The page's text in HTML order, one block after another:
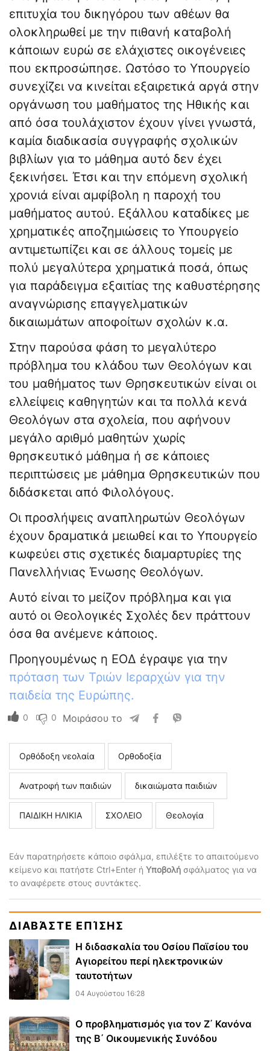
επιτυχία του δικηγόρου των αθέων θα
ολοκληρωθεί με την πιθανή καταβολή
κάποιων ευρώ σε ελάχιστες οικογένειες
που εκπροσώπησε. Ωστόσο το Υπουργείο
συνεχίζει να κινείται εξαιρετικά αργά στην
οργάνωση του μαθήματος της Ηθικής και
από όσα τουλάχιστον έχουν γίνει γνωστά,
καμία διαδικασία συγγραφής σχολικών
βιβλίων για το μάθημα αυτό δεν έχει
ξεκινήσει. Έτσι και την επόμενη σχολική
χρονιά είναι αμφίβολη η παροχή του
μαθήματος αυτού. Εξάλλου καταδίκες με
χρηματικές αποζημιώσεις το Υπουργείο
αντιμετωπίζει και σε άλλους τομείς με
πολύ μεγαλύτερα χρηματικά ποσά, όπως
για παράδειγμα εξαιτίας της καθυστέρησης
αναγνώρισης επαγγελματικών
δικαιωμάτων αποφοίτων σχολών κ.α.
Στην παρούσα φάση το μεγαλύτερο
πρόβλημα του κλάδου των Θεολόγων και
του μαθήματος των Θρησκευτικών είναι οι
ελλείψεις καθηγητών και τα πολλά κενά
Θεολόγων στα σχολεία, που αφήνουν
μεγάλο αριθμό μαθητών χωρίς
θρησκευτικό μάθημα ή σε κάποιες
περιπτώσεις με μάθημα Θρησκευτικών που
διδάσκεται από Φιλολόγους.
Οι προσλήψεις αναπληρωτών Θεολόγων
έχουν δραματικά μειωθεί και το Υπουργείο
κωφεύει στις σχετικές διαμαρτυρίες της
Πανελλήνιας Ένωσης Θεολόγων.
Αυτό είναι το μείζον πρόβλημα και για
αυτό οι Θεολογικές Σχολές δεν πράττουν
όσα θα ανέμενε κάποιος.
Προηγουμένως η ΕΟΔ έγραψε για την
πρόταση των Τριών Ιεραρχών για την
παιδεία της Ευρώπης.
0 0 Μοιράσου το
Ορθόδοξη νεολαία Ορθοδοξία
Ανατροφή των παιδιών δικαιώματα παιδιών
ΠΑΙΔΙΚΗ ΗΛΙΚΙΑ ΣΧΟΛΕΙΟ Θεολογία
Εάν παρατηρήσετε κάποιο σφάλμα, επιλέξτε το απαιτούμενο
κείμενο και πατήστε Ctrl+Enter ή Υποβολή σφάλματος για να
το αναφέρετε στους συντάκτες.
ΔΙΑΒΆΣΤΕ ΕΠΊΣΗΣ
Η διδασκαλία του Οσίου Παϊσίου του
Αγιορείτου περί ηλεκτρονικών
ταυτοτήτων
04 Αυγούστου 16:28
Ο προβληματισμός για τον Ζ΄ Κανόνα
της Β΄ Οικουμενικής Συνόδου